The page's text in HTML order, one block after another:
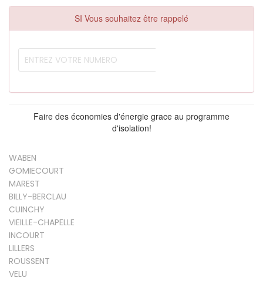
SI Vous souhaitez être rappelé
Faire des économies d'énergie grace au programme
d'isolation!
WABEN
GOMIECOURT
MAREST
BILLY-BERCLAU
CUINCHY
VIEILLE-CHAPELLE
INCOURT
LILLERS
ROUSSENT
VELU